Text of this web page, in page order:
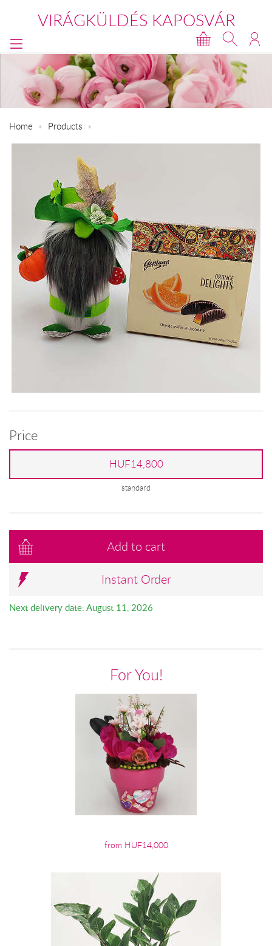
VIRÁGKÜLDÉS KAPOSVÁR
Home Products
Price
HUF14,800
standard
Add to cart
Instant Order
Next delivery date: August 11, 2026
For You!
from HUF14,000